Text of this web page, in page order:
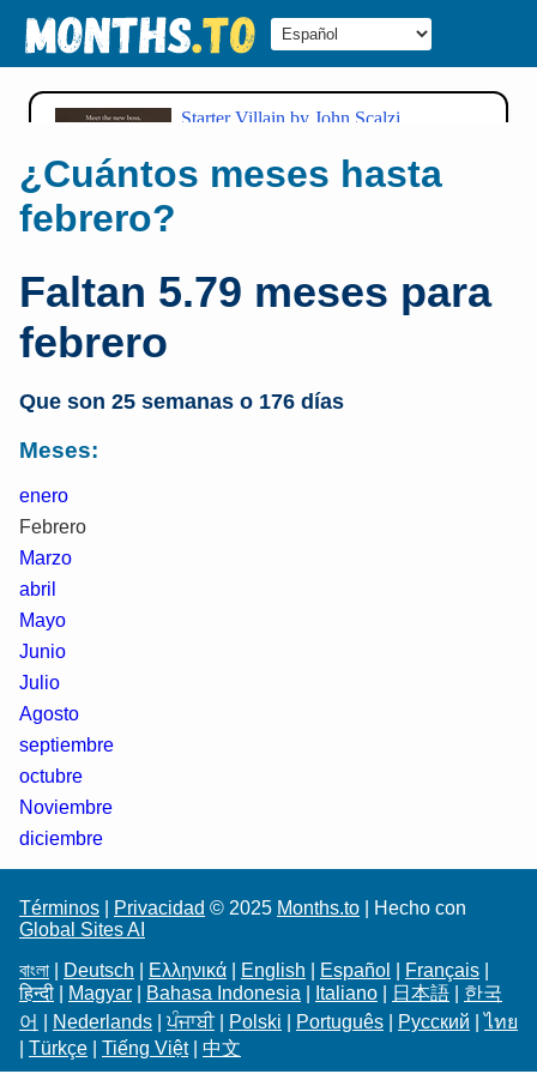
¿Cuántos meses hasta
febrero?
Faltan 5.79 meses para
febrero
Que son 25 semanas o 176 días
Meses:
enero
Febrero
Marzo
abril
Mayo
Junio
Julio
Agosto
septiembre
octubre
Noviembre
diciembre
Términos Privacidad © 2025 Months.to | Hecho con
Global Sites AI
বাংলা
Deutsch Ελληνικά English Español Français
हिन्दी
Magyar Bahasa Indonesia Italiano 日本語
한국
어
Nederlands |ਪੰਜਾਬੀ| Polski Português Русский |ไทย
Türkçe Tiếng Việt| 中文